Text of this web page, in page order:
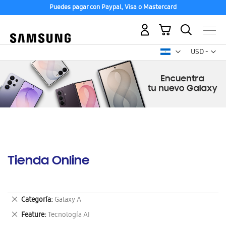
Puedes pagar con Paypal, Visa o Mastercard
USD -
dólar
Mi carrito
Tienda Online
Categoría Galaxy A
Eliminar
este
artículo
Feature Tecnología AI
Eliminar